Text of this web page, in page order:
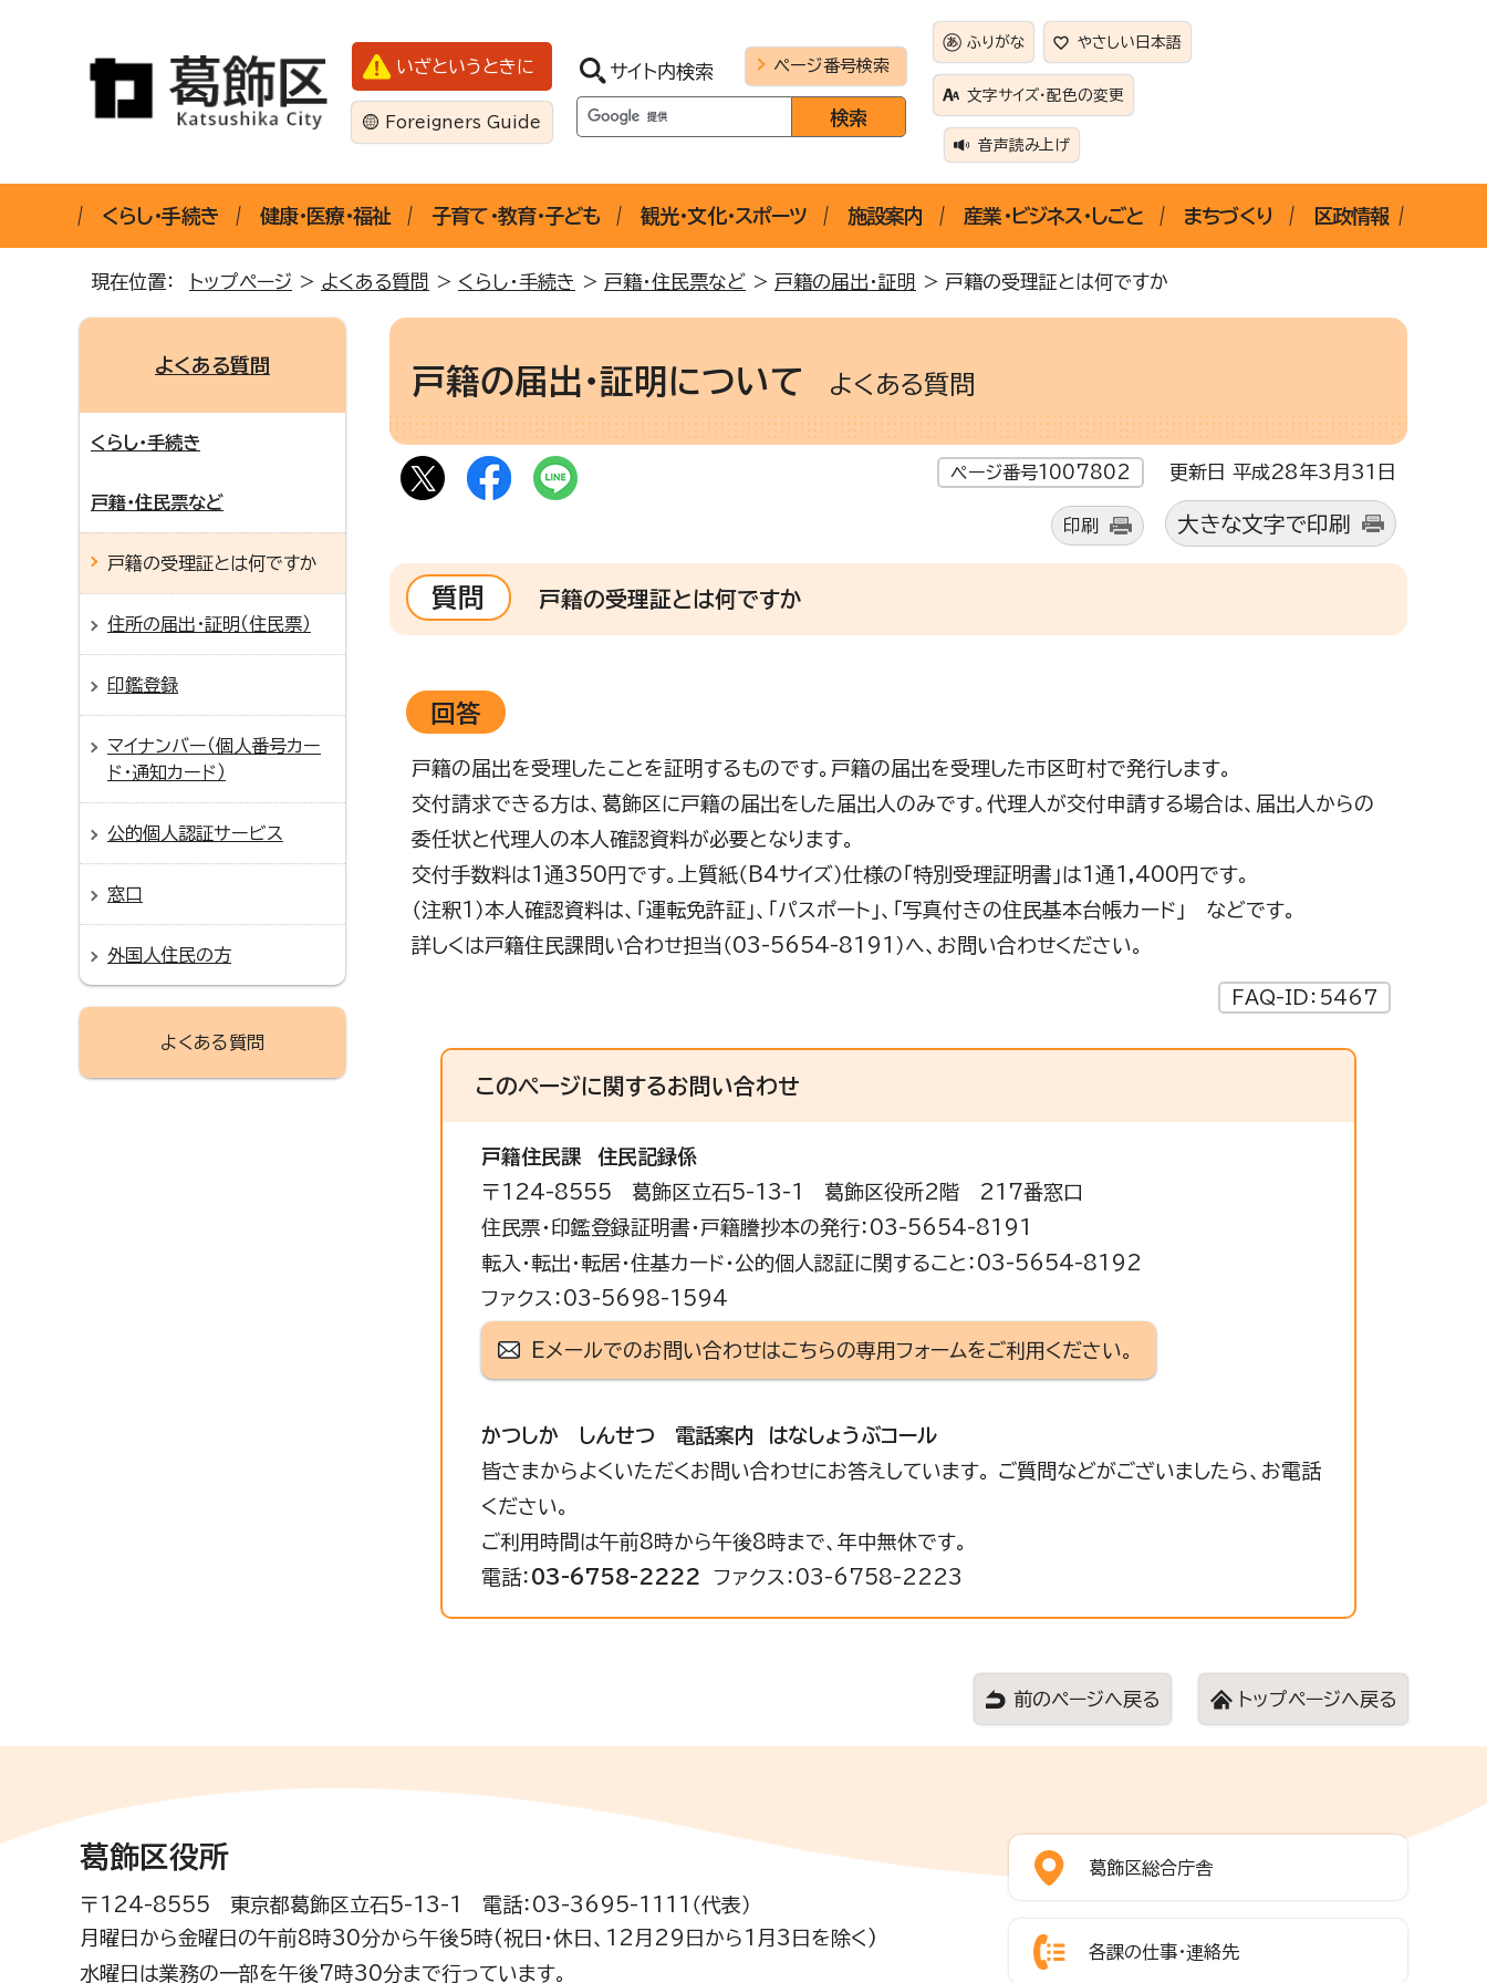
いざというときに
Foreigners Guide
サイト内検索 ページ番号検索
ふりがな やさしい日本語
文字サイズ・配色の変更
音声読み上げ
くらし・手続き 健康・医療・福祉 子育て・教育・子ども 観光・文化・スポーツ 施設案内 産業・ビジネス・しごと まちづくり 区政情報
現在位置： トップページ > よくある質問 > くらし・手続き > 戸籍・住民票など > 戸籍の届出・証明 > 戸籍の受理証とは何ですか
戸籍の届出・証明について よくある質問
ページ番号1007802 更新日 平成28年3月31日
印刷 大きな文字で印刷
質問 戸籍の受理証とは何ですか
回答
戸籍の届出を受理したことを証明するものです。戸籍の届出を受理した市区町村で発行します。
交付請求できる方は、葛飾区に戸籍の届出をした届出人のみです。代理人が交付申請する場合は、届出人からの
委任状と代理人の本人確認資料が必要となります。
交付手数料は1通350円です。上質紙（B4サイズ）仕様の「特別受理証明書」は1通1,400円です。
（注釈1）本人確認資料は、「運転免許証」、「パスポート」、「写真付きの住民基本台帳カード」 などです。
詳しくは戸籍住民課問い合わせ担当（03-5654-8191）へ、お問い合わせください。
FAQ-ID：5467
このページに関するお問い合わせ
戸籍住民課
住民記録係
〒124-8555 葛飾区立石5-13-1 葛飾区役所2階 217番窓口
住民票・印鑑登録証明書・戸籍謄抄本の発行：03-5654-8191
転入・転出・転居・住基カード・公的個人認証に関すること：03-5654-8192
ファクス：03-5698-1594
Eメールでのお問い合わせはこちらの専用フォームをご利用ください。
かつしか しんせつ 電話案内 はなしょうぶコール
皆さまからよくいただくお問い合わせにお答えしています。 ご質問などがございましたら、お電話
ください。
ご利用時間は午前8時から午後8時まで、年中無休です。
電話： 03-6758-2222 ファクス：03-6758-2223
よくある質問
くらし・手続き
戸籍・住民票など
戸籍の受理証とは何ですか
住所の届出・証明（住民票）
印鑑登録
マイナンバー（個人番号カー
ド・通知カード）
公的個人認証サービス
窓口
外国人住民の方
よくある質問
前のページへ戻る トップページへ戻る
葛飾区役所
〒124-8555 東京都葛飾区立石5-13-1 電話：03-3695-1111（代表）
月曜日から金曜日の午前8時30分から午後5時(祝日・休日、12月29日から1月3日を除く)
水曜日は業務の一部を午後7時30分まで行っています。
葛飾区総合庁舎
各課の仕事・連絡先